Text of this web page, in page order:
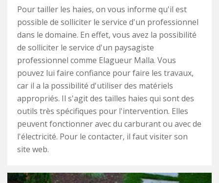
Pour tailler les haies, on vous informe qu'il est
possible de solliciter le service d'un professionnel
dans le domaine. En effet, vous avez la possibilité
de solliciter le service d'un paysagiste
professionnel comme Elagueur Malla. Vous
pouvez lui faire confiance pour faire les travaux,
car il a la possibilité d'utiliser des matériels
appropriés. Il s'agit des tailles haies qui sont des
outils très spécifiques pour l'intervention. Elles
peuvent fonctionner avec du carburant ou avec de
l'électricité. Pour le contacter, il faut visiter son
site web.